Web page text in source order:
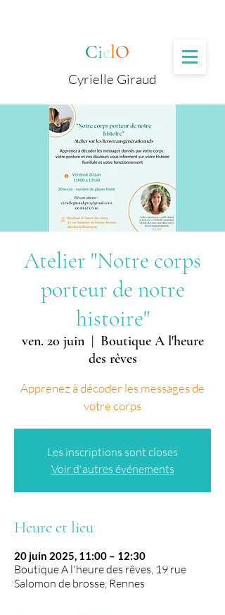
Cyrielle Giraud
CielO
Atelier "Notre corps
porteur de notre
histoire"
ven. 20 juin
  |
Boutique A l'heure
des rêves
Apprenez à décoder les messages de
votre corps
Les inscriptions sont closes
Voir d'autres événements
Heure et lieu
20 juin 2025, 11:00 – 12:30
Boutique A l'heure des rêves, 19 rue
Salomon de brosse, Rennes